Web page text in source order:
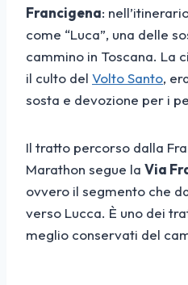
Francigena:
come “Luca”, una delle
cammino in Toscana. La
il culto del Volto Santo,
sosta e devozione per i
Il tratto percorso dalla
Marathon segue la Via
ovvero il segmento che
verso Lucca. È uno dei
meglio conservati del